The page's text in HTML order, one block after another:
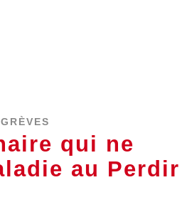
qui ne
au Perdir